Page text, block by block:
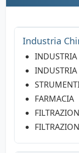
Industria
FARMACIA